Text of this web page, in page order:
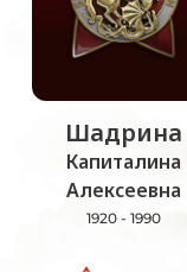
Шадрина
Капиталина
Алексеевна
1920 - 1990